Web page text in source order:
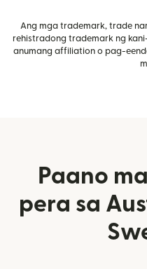
Ang mga trademark, trade
rehistradong trademark ng
anumang affiliation o pag-
Paano
pera sa